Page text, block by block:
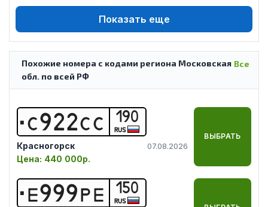
Показать еще
Все
Похожие номера с кодами региона Московская
обл. по всей РФ
С922СС 190
RUS
Красногорск 07.08.2026
Цена: 440 000р.
ВЫБРАТЬ
Е999РЕ 150
RUS